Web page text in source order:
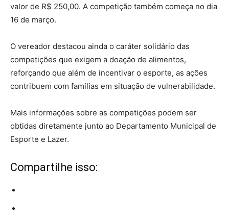
valor de R$ 250,00. A competição também começa no dia
16 de março.
O vereador destacou ainda o caráter solidário das
competições que exigem a doação de alimentos,
reforçando que além de incentivar o esporte, as ações
contribuem com famílias em situação de vulnerabilidade.
Mais informações sobre as competições podem ser
obtidas diretamente junto ao Departamento Municipal de
Esporte e Lazer.
Compartilhe isso: